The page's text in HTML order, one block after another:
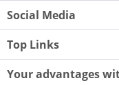
Social Media
Top Links
Your advantages